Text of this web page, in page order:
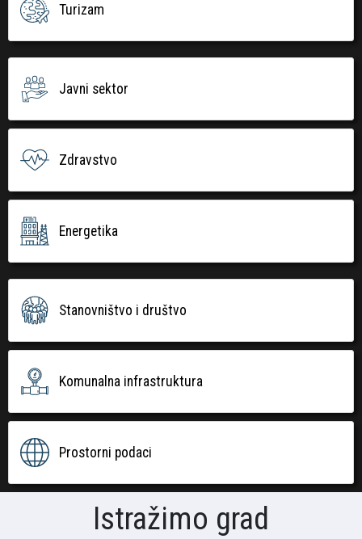
Turizam
Javni sektor
Zdravstvo
Energetika
Stanovništvo i društvo
Komunalna infrastruktura
Prostorni podaci
Istražimo grad